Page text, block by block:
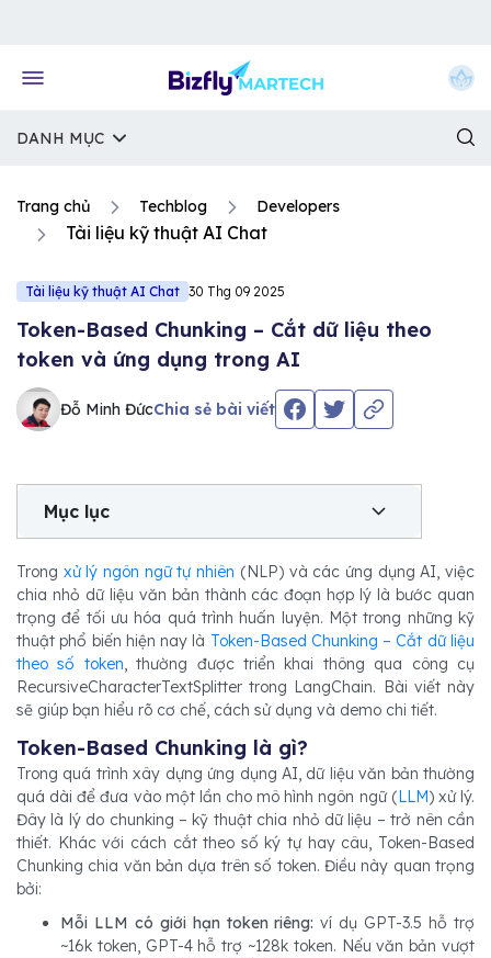
DANH MỤC
Trang chủ Techblog Developers
Tài liệu kỹ thuật AI Chat
Tài liệu kỹ thuật AI Chat 30 Thg 09 2025
Token-Based Chunking – Cắt dữ liệu theo
token và ứng dụng trong AI
Đỗ Minh ĐứcChia sẻ bài viết
Mục lục
Trong xử lý ngôn ngữ tự nhiên (NLP) và các ứng dụng AI, việc
chia nhỏ dữ liệu văn bản thành các đoạn hợp lý là bước quan
trọng để tối ưu hóa quá trình huấn luyện. Một trong những kỹ
thuật phổ biến hiện nay là Token-Based Chunking – Cắt dữ liệu
theo số token, thường được triển khai thông qua công cụ
RecursiveCharacterTextSplitter trong LangChain. Bài viết này
sẽ giúp bạn hiểu rõ cơ chế, cách sử dụng và demo chi tiết.
Token-Based Chunking là gì?
Trong quá trình xây dựng ứng dụng AI, dữ liệu văn bản thường
quá dài để đưa vào một lần cho mô hình ngôn ngữ (LLM) xử lý.
Đây là lý do chunking – kỹ thuật chia nhỏ dữ liệu – trở nên cần
thiết. Khác với cách cắt theo số ký tự hay câu, Token-Based
Chunking chia văn bản dựa trên số token. Điều này quan trọng
bởi:
Mỗi LLM có giới hạn token riêng:ví dụ GPT-3.5 hỗ trợ
~16k token, GPT-4 hỗ trợ ~128k token. Nếu văn bản vượt